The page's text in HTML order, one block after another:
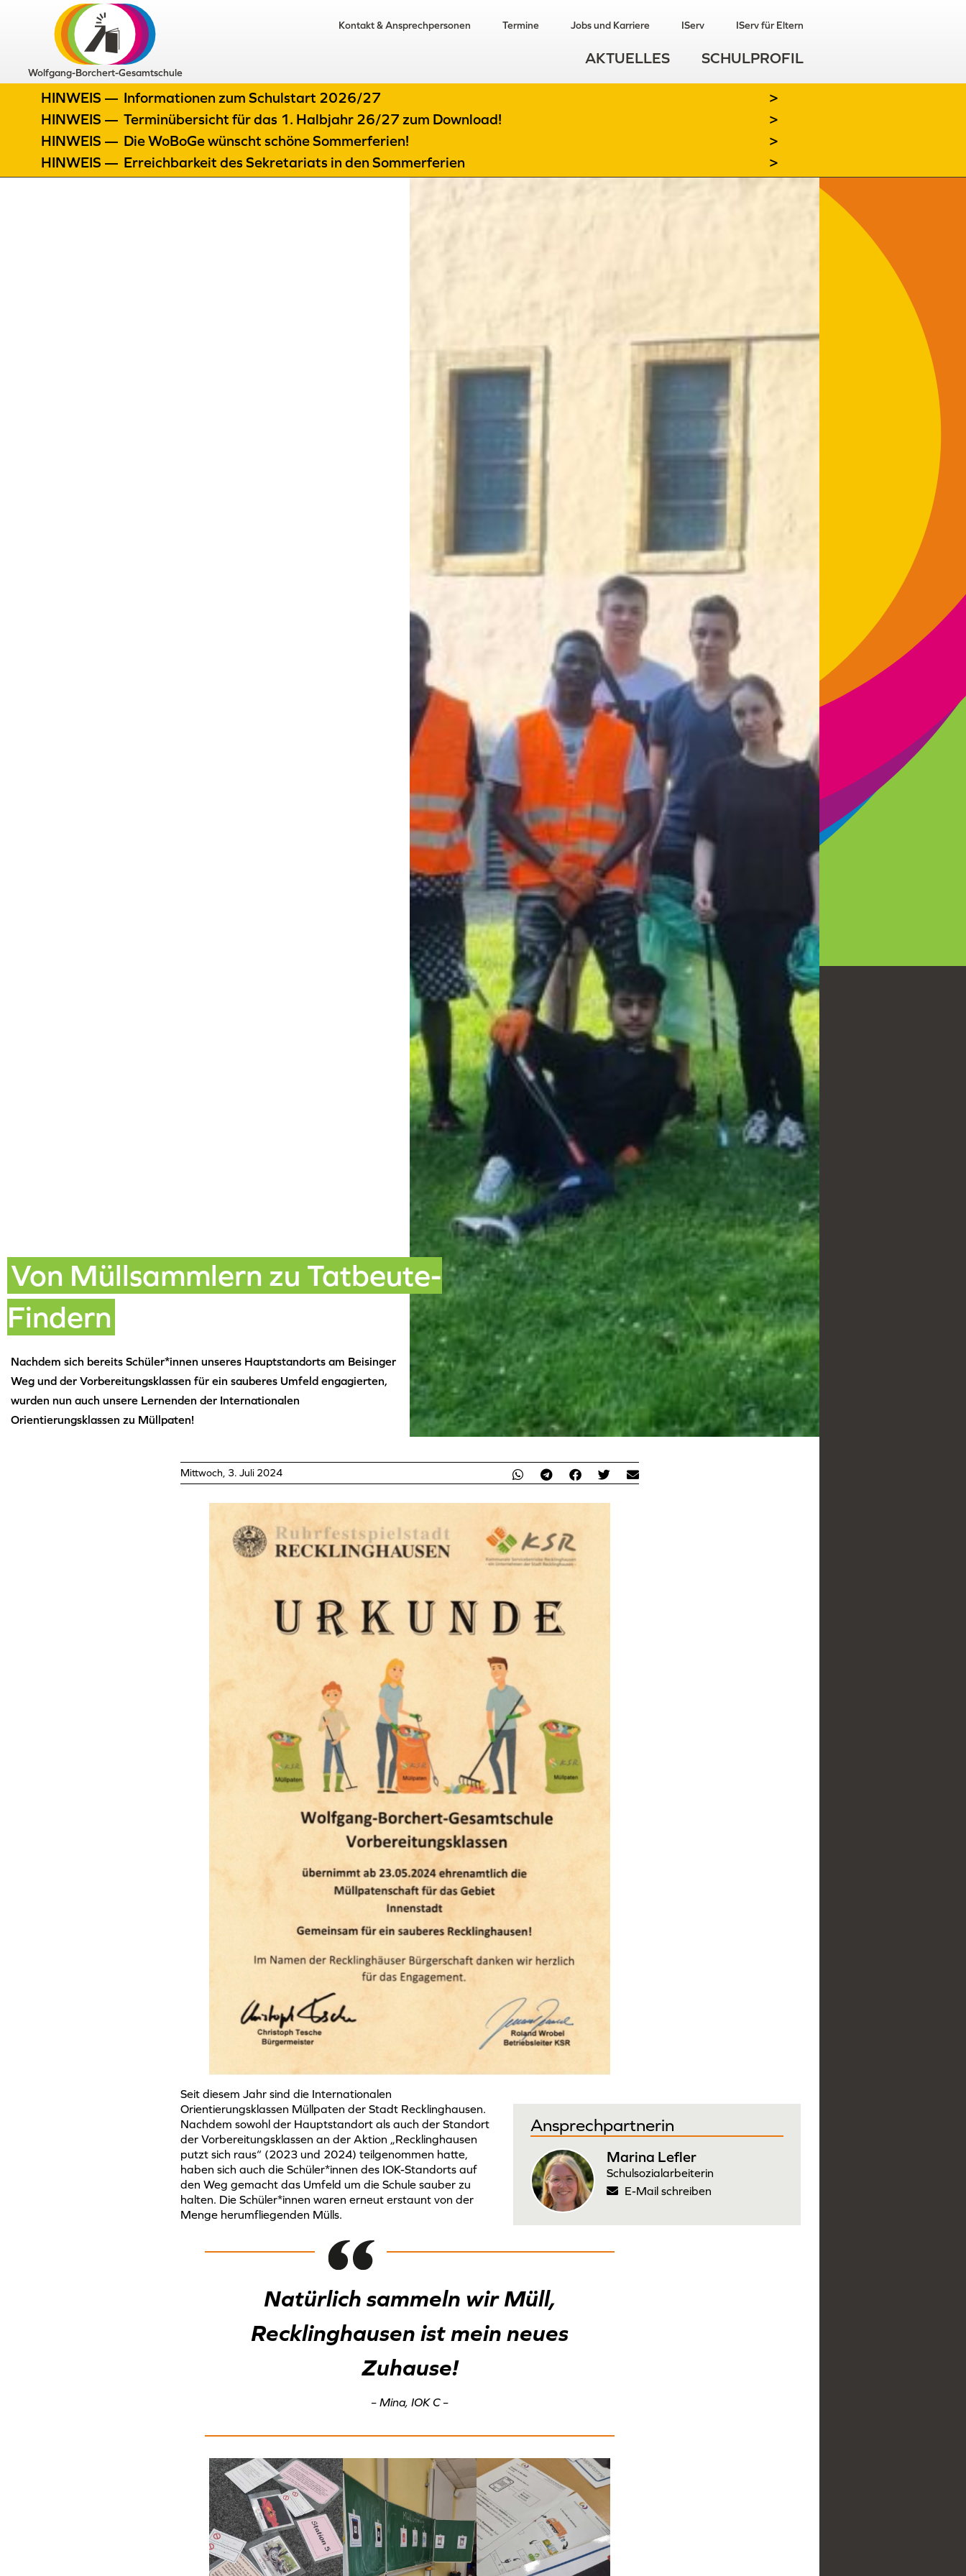
Wolfgang-Borchert-Gesamtschule
Kontakt & Ansprechpersonen Termine Jobs und Karriere IServ IServ für Eltern
AKTUELLES SCHULPROFIL
HINWEIS — Informationen zum Schulstart 2026/27
>
HINWEIS — Terminübersicht für das 1. Halbjahr 26/27 zum Download!
>
HINWEIS — Die WoBoGe wünscht schöne Sommerferien!
>
HINWEIS — Erreichbarkeit des Sekretariats in den Sommerferien >
Von Müllsammlern zu Tatbeute-
Findern
Nachdem sich bereits Schüler*innen unseres Hauptstandorts am Beisinger
Weg und der Vorbereitungsklassen für ein sauberes Umfeld engagierten,
wurden nun auch unsere Lernenden der Internationalen
Orientierungsklassen zu Müllpaten!
Mittwoch, 3. Juli 2024
Ansprechpartnerin
Marina Lefler
Schulsozialarbeiterin
E-Mail schreiben
Seit diesem Jahr sind die Internationalen
Orientierungsklassen Müllpaten der Stadt Recklinghausen.
Nachdem sowohl der Hauptstandort als auch der Standort
der Vorbereitungsklassen an der Aktion „Recklinghausen
putzt sich raus“ (2023 und 2024) teilgenommen hatte,
haben sich auch die Schüler*innen des IOK-Standorts auf
den Weg gemacht das Umfeld um die Schule sauber zu
halten. Die Schüler*innen waren erneut erstaunt von der
Menge herumfliegenden Mülls.
Natürlich sammeln wir Müll,
Recklinghausen ist mein neues
Zuhause!
– Mina, IOK C –